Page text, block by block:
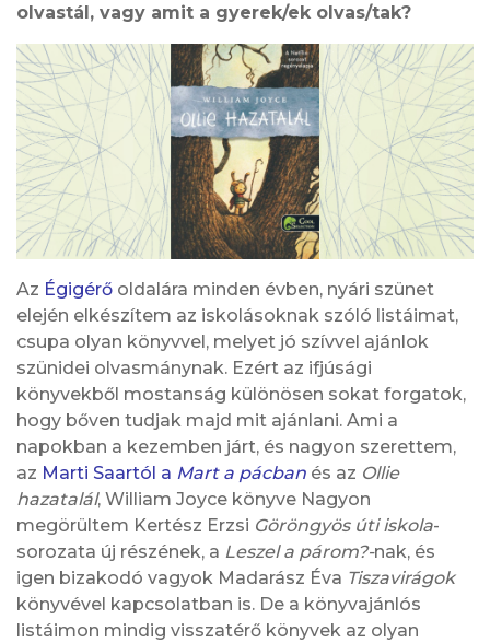
olvastál, vagy amit a gyerek/ek olvas/tak?
Az Égigérő oldalára minden évben, nyári szünet
elején elkészítem az iskolásoknak szóló listáimat,
csupa olyan könyvvel, melyet jó szívvel ajánlok
szünidei olvasmánynak. Ezért az ifjúsági
könyvekből mostanság különösen sokat forgatok,
hogy bőven tudjak majd mit ajánlani. Ami a
napokban a kezemben járt, és nagyon szerettem,
az Marti Saartól a Mart a pácban és az Ollie
hazatalál, William Joyce könyve Nagyon
megörültem Kertész Erzsi Göröngyös úti iskola-
sorozata új részének, a Leszel a párom?-nak, és
igen bizakodó vagyok Madarász Éva Tiszavirágok
könyvével kapcsolatban is. De a könyvajánlós
listáimon mindig visszatérő könyvek az olyan